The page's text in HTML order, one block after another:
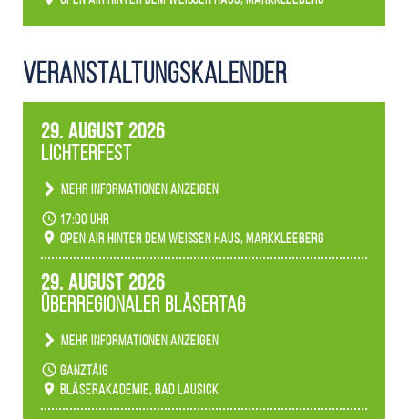
Veranstaltungs­kalender
29. August 2026
Lichterfest
Mehr Informationen anzeigen
Becherlichter, Fackeln und Lichtinstallationen
verwandeln den agra-Park in einen farbigen
Märchenwald, der bei jedem Rundgang einen
Ambiente gibt es ein leuchtendes Konzert
unserer Fachbereiche.
17:00 Uhr
Open Air hinter dem weißen Haus, Markkleeberg
29. August 2026
Überregionaler Bläsertag
Mehr Informationen anzeigen
Teilnahme der Bläserklassen.
ganztäig
Bläserakademie, Bad Lausick